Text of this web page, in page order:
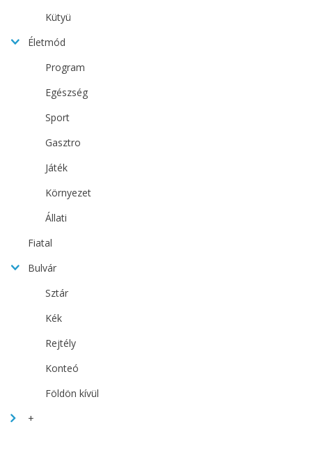
Kütyü
Életmód
Program
Egészség
Sport
Gasztro
Játék
Környezet
Állati
Fiatal
Bulvár
Sztár
Kék
Rejtély
Konteó
Földön kívül
+